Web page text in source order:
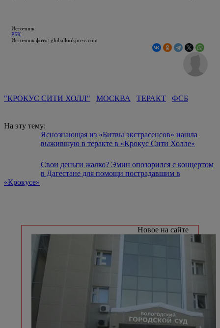
Источник:
РБК
Источник фото: globallookpress.com
"КРОКУС СИТИ ХОЛЛ" МОСКВА ТЕРАКТ ФСБ
На эту тему:
Яснознающая из «Битвы экстрасенсов» нашла
выжившую в теракте в «Крокус Сити Холле»
Свои деньги жалко? Эмин опозорился с концертом
в Дагестане для помощи пострадавшим в
«Крокусе»
Новое на сайте